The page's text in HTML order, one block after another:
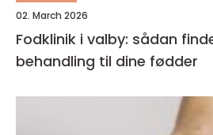
02. March 2026
Fodklinik i valby: sådan
behandling til dine fødder